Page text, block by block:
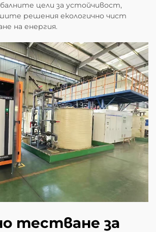
цели за устойчивост,
решения екологично чист
на енергия.
тестване за